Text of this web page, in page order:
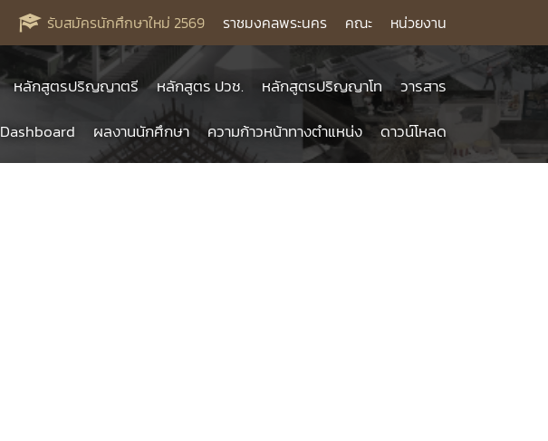
รับสมัครนักศึกษาใหม่ 2569 ราชมงคลพระนคร คณะ หน่วยงาน
หลักสูตรปริญญาตรี หลักสูตร ปวช. หลักสูตรปริญญาโท
วารสาร
Dashboard ผลงานนักศึกษา ความก้าวหน้าทางตำแหน่ง ดาวน์โหลด